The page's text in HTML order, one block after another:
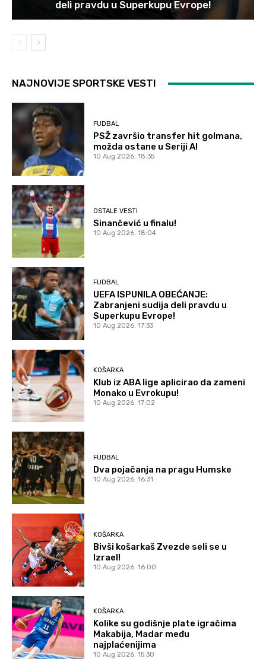
deli pravdu u Superkupu Evrope!
NAJNOVIJE SPORTSKE VESTI
FUDBAL
PSŽ završio transfer hit golmana,
možda ostane u Seriji A!
10 Aug 2026. 18:35
OSTALE VESTI
Sinančević u finalu!
10 Aug 2026. 18:04
FUDBAL
UEFA ISPUNILA OBEĆANJE:
Zabranjeni sudija deli pravdu u
Superkupu Evrope!
10 Aug 2026. 17:33
KOŠARKA
Klub iz ABA lige aplicirao da zameni
Monako u Evrokupu!
10 Aug 2026. 17:02
FUDBAL
Dva pojačanja na pragu Humske
10 Aug 2026. 16:31
KOŠARKA
Bivši košarkaš Zvezde seli se u
Izrael!
10 Aug 2026. 16:00
KOŠARKA
Kolike su godišnje plate igračima
Makabija, Madar među
najplaćenijima
10 Aug 2026. 15:30